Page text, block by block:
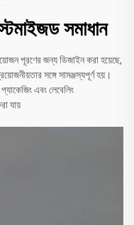
সমাধান
পূরণের জন্য ডিজাইন করা হয়েছে,
সঙ্গে সামঞ্জস্যপূর্ণ হয়।
এবং লেবেলিং
যায়